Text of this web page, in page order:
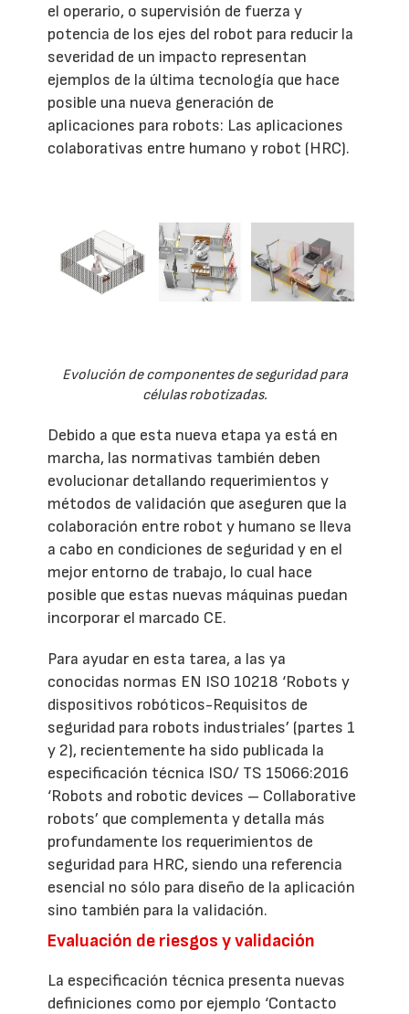
el operario, o supervisión de fuerza y
potencia de los ejes del robot para reducir la
severidad de un impacto representan
ejemplos de la última tecnología que hace
posible una nueva generación de
aplicaciones para robots: Las aplicaciones
colaborativas entre humano y robot (HRC).
Evolución de componentes de seguridad para
células robotizadas.
Debido a que esta nueva etapa ya está en
marcha, las normativas también deben
evolucionar detallando requerimientos y
métodos de validación que aseguren que la
colaboración entre robot y humano se lleva
a cabo en condiciones de seguridad y en el
mejor entorno de trabajo, lo cual hace
posible que estas nuevas máquinas puedan
incorporar el marcado CE.
Para ayudar en esta tarea, a las ya
conocidas normas EN ISO 10218 ‘Robots y
dispositivos robóticos-Requisitos de
seguridad para robots industriales’ (partes 1
y 2), recientemente ha sido publicada la
especificación técnica ISO/ TS 15066:2016
‘Robots and robotic devices – Collaborative
robots’ que complementa y detalla más
profundamente los requerimientos de
seguridad para HRC, siendo una referencia
esencial no sólo para diseño de la aplicación
sino también para la validación.
Evaluación de riesgos y validación
La especificación técnica presenta nuevas
definiciones como por ejemplo ‘Contacto